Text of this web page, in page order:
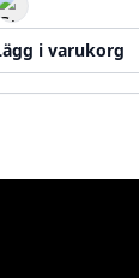
i varukorg